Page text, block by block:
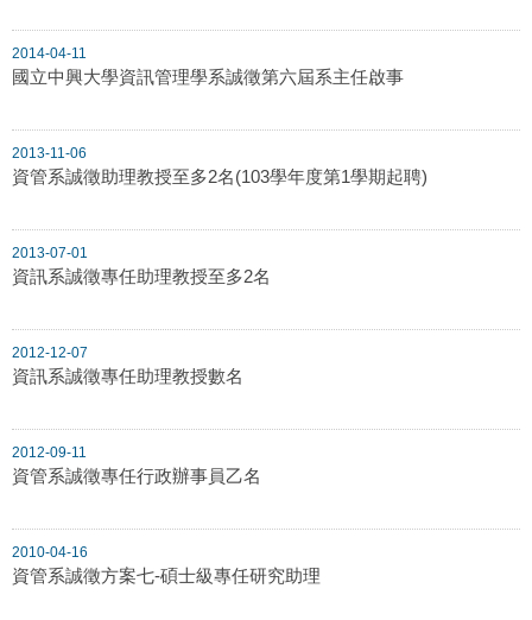
2014-04-11
國立中興大學資訊管理學系誠徵第六屆系主任啟事
2013-11-06
資管系誠徵助理教授至多2名(103學年度第1學期起聘)
2013-07-01
資訊系誠徵專任助理教授至多2名
2012-12-07
資訊系誠徵專任助理教授數名
2012-09-11
資管系誠徵專任行政辦事員乙名
2010-04-16
資管系誠徵方案七-碩士級專任研究助理